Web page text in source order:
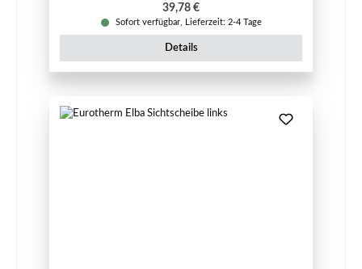
Regulärer Preis:
39,78 €
Sofort verfügbar, Lieferzeit: 2-4 Tage
Details